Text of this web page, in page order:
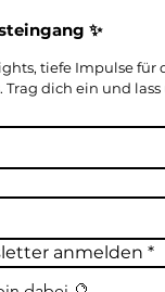
Kosmischer Rückenwind für deinen Posteingang ✨
tiefe Impulse für
dich ein und
anmelden *